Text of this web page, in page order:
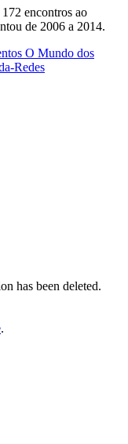
encontros ao
de 2006 a 2014.
O Mundo dos
Redes
has been deleted.
.